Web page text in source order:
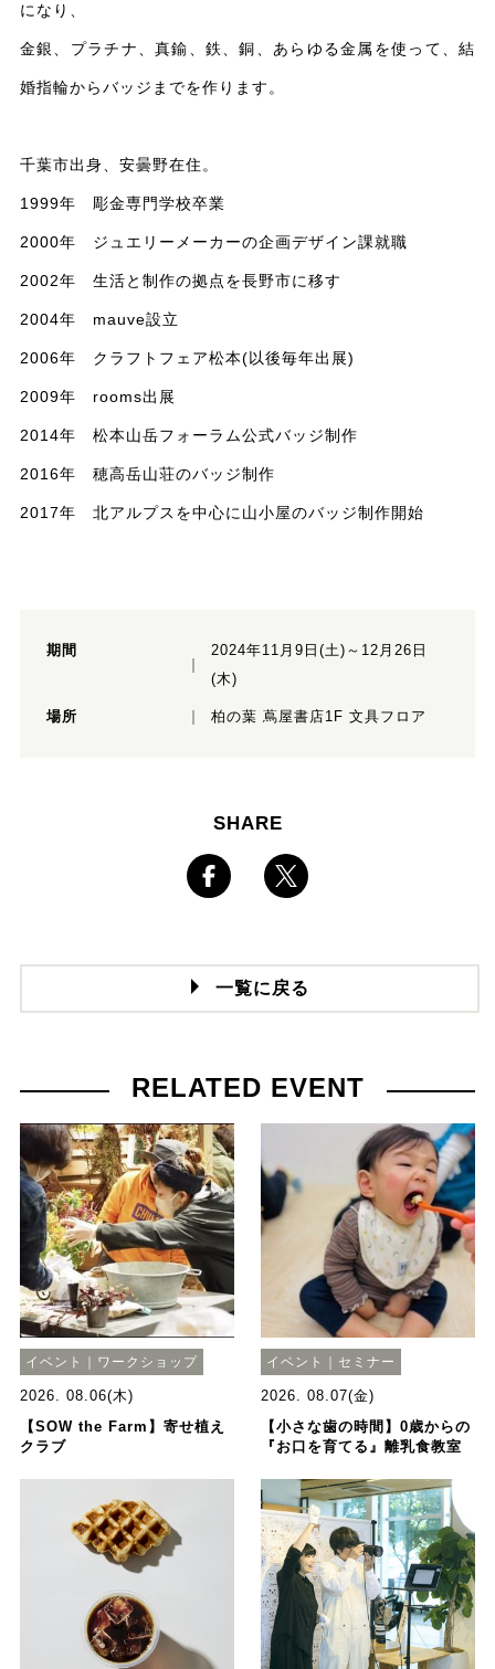
になり、
金銀、プラチナ、真鍮、鉄、銅、あらゆる金属を使って、結
婚指輪からバッジまでを作ります。
千葉市出身、安曇野在住。
1999年 彫金専門学校卒業
2000年 ジュエリーメーカーの企画デザイン課就職
2002年 生活と制作の拠点を長野市に移す
2004年 mauve設立
2006年 クラフトフェア松本(以後毎年出展)
2009年 rooms出展
2014年 松本山岳フォーラム公式バッジ制作
2016年 穂高岳山荘のバッジ制作
2017年 北アルプスを中心に山小屋のバッジ制作開始
期間
2024年11月9日(土)～12月26日
(木)
場所 柏の葉 蔦屋書店1F 文具フロア
SHARE
一覧に戻る
RELATED EVENT
イベント｜ワークショップ
2026. 08.06(木)
【SOW the Farm】寄せ植え
クラブ
イベント｜セミナー
2026. 08.07(金)
【小さな歯の時間】0歳からの
『お口を育てる』離乳食教室